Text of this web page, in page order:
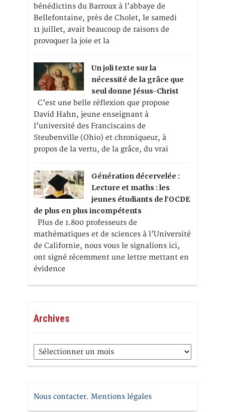
bénédictins du Barroux à l’abbaye de
Bellefontaine, près de Cholet, le samedi
11 juillet, avait beaucoup de raisons de
provoquer la joie et la
Un joli texte sur la
nécessité de la grâce que
seul donne Jésus-Christ
C’est une belle réflexion que propose
David Hahn, jeune enseignant à
l’université des Franciscains de
Steubenville (Ohio) et chroniqueur, à
propos de la vertu, de la grâce, du vrai
Génération décervelée :
Lecture et maths : les
jeunes étudiants de l’OCDE
de plus en plus incompétents
Plus de 1.800 professeurs de
mathématiques et de sciences à l’Université
de Californie, nous vous le signalions ici,
ont signé récemment une lettre mettant en
évidence
Archives
Archives
Nous contacter. Mentions légales